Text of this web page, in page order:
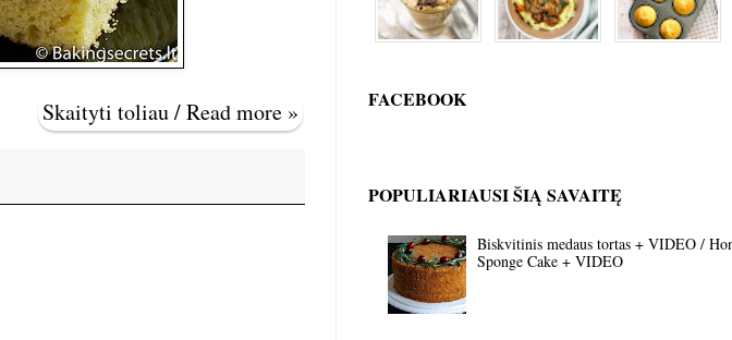
Skaityti toliau / Read more » FACEBOOK
POPULIARIAUSI ŠIĄ SAVAITĘ
Biskvitinis medaus tortas + VIDEO /
Sponge Cake + VIDEO